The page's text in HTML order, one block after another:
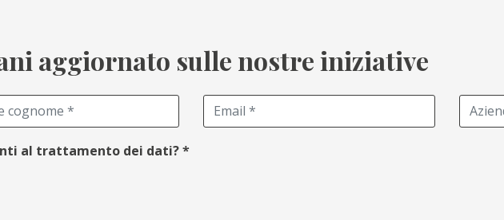
aggiornato sulle nostre iniziative
al trattamento dei dati?*